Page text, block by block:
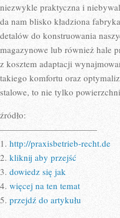
niezwykle praktyczna i
da nam blisko kładziona
detalów do konstruowania
magazynowe lub również hale
z kosztem adaptacji
takiego komfortu oraz
stalowe, to nie tylko
źródło:
———————————
1. http://praxisbetrieb-recht.de
2. kliknij aby przejść
3. dowiedz się jak
4. więcej na ten temat
5. przejdź do artykułu